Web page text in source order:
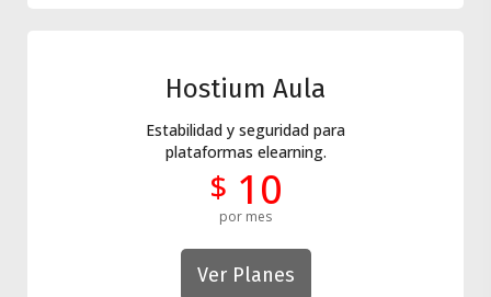
Hostium Aula
Estabilidad y seguridad para
plataformas elearning.
$ 10
por mes
Ver Planes